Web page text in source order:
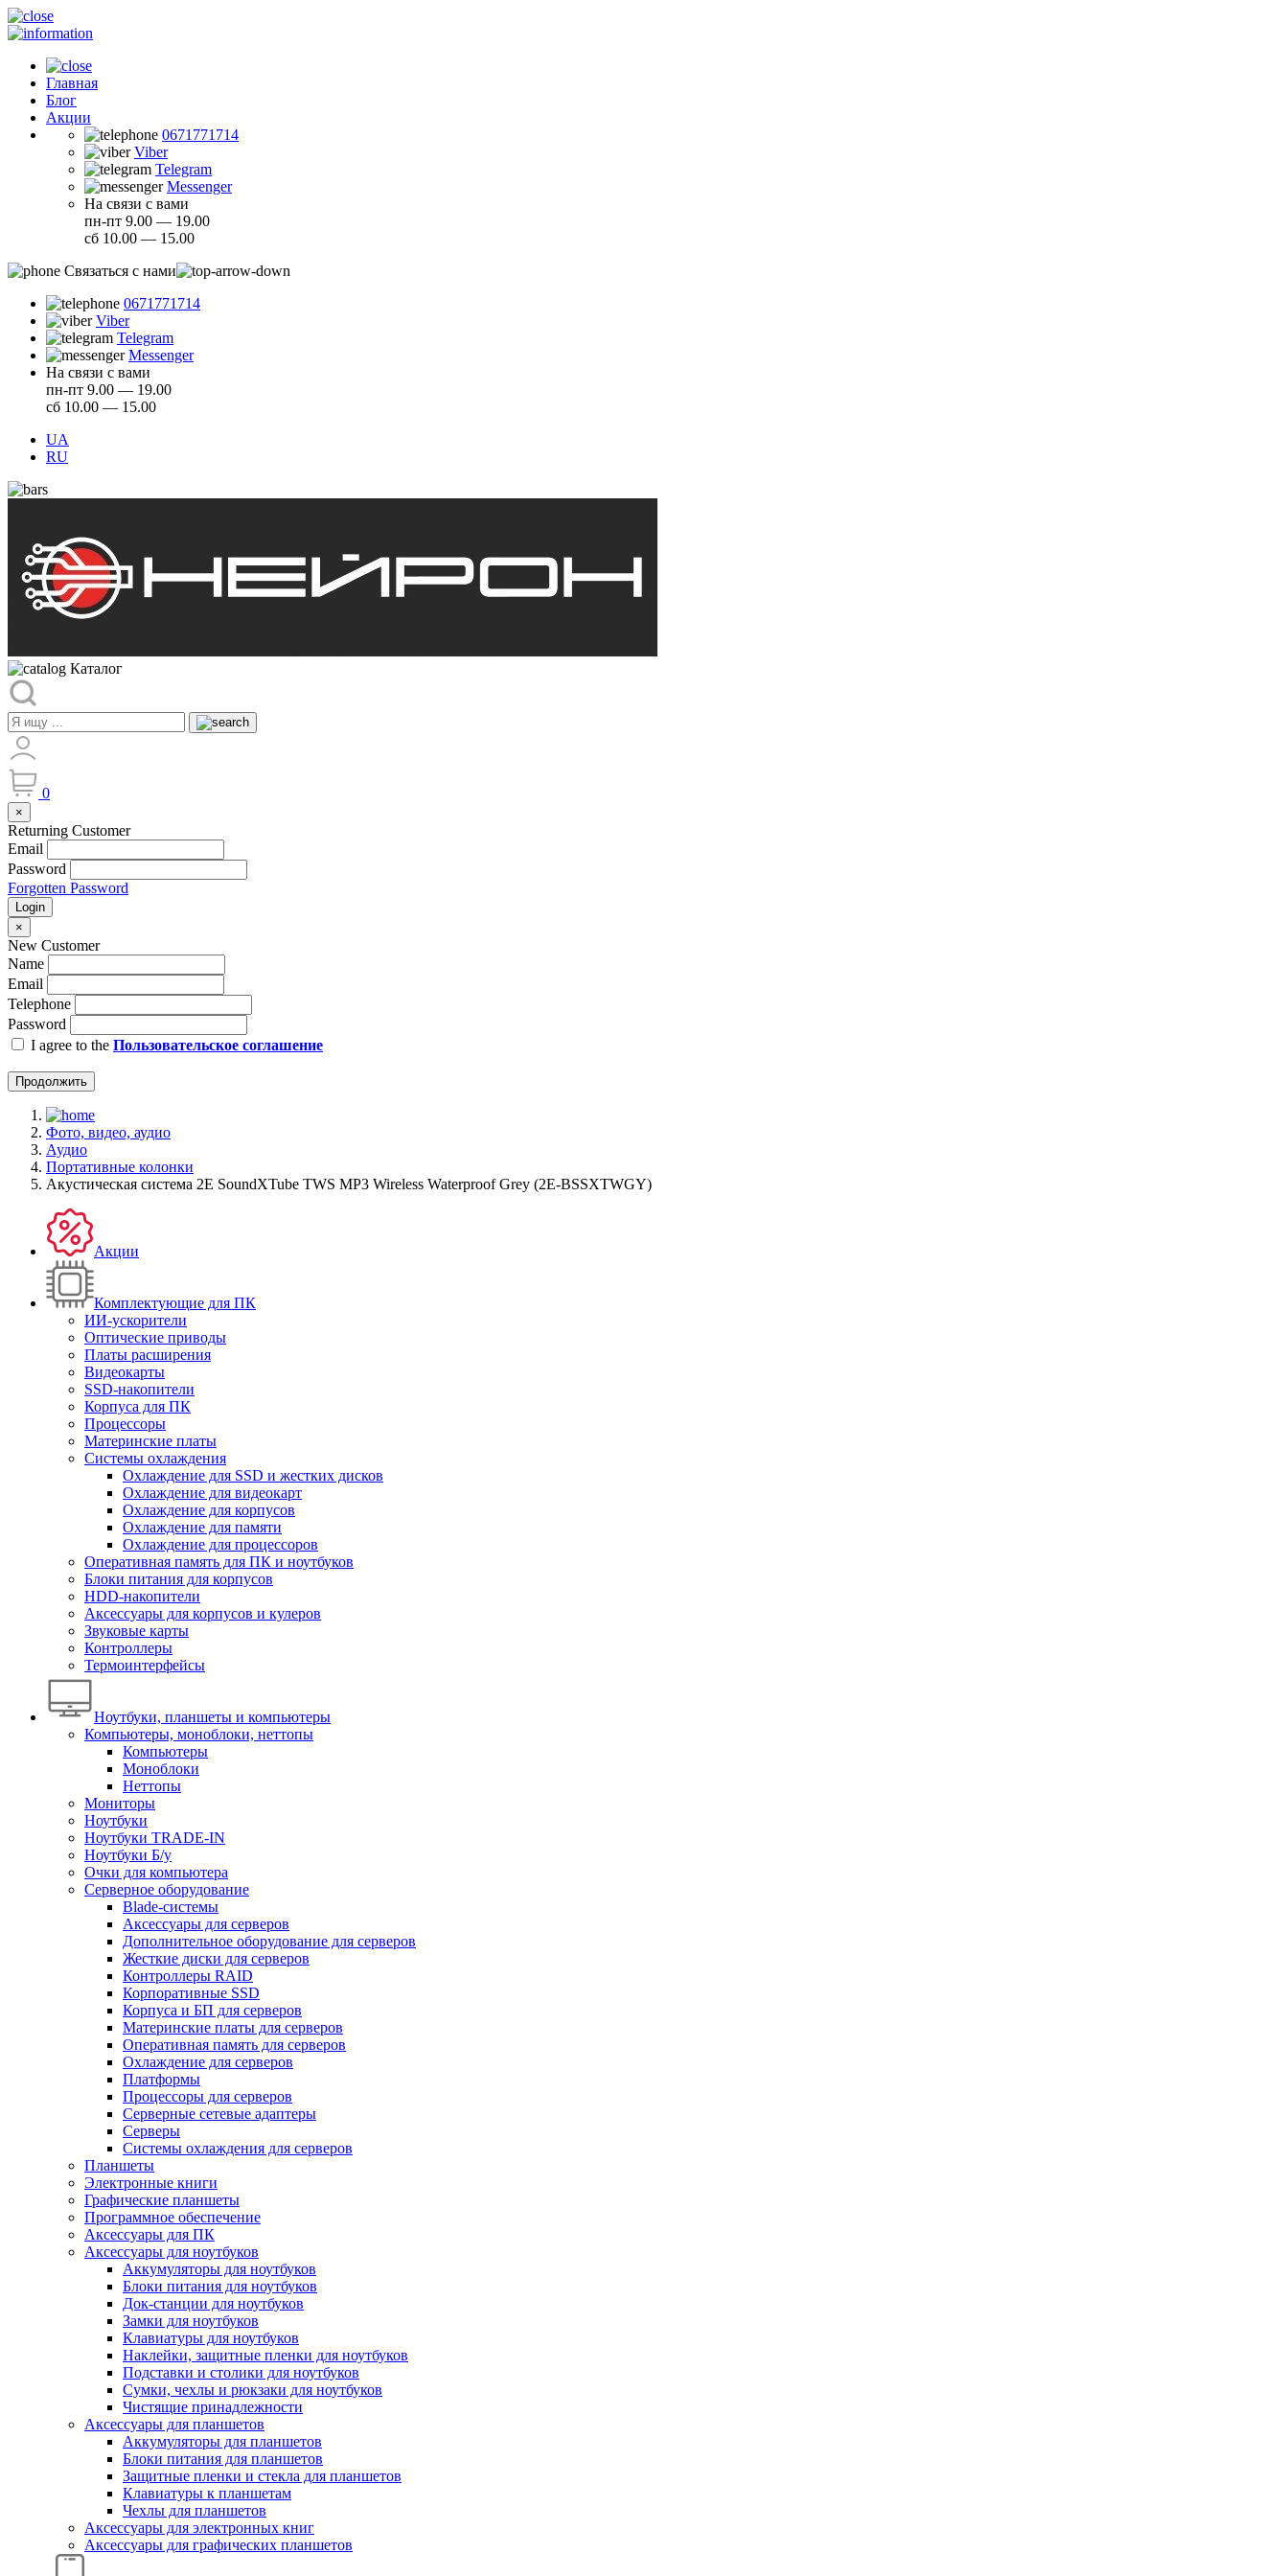
Главная
Блог
Акции
0671771714
Viber
Telegram
Messenger
На связи с вами
пн-пт 9.00 — 19.00
сб 10.00 — 15.00
Связаться с нами
0671771714
Viber
Telegram
Messenger
На связи с вами
пн-пт 9.00 — 19.00
сб 10.00 — 15.00
UA
RU
Каталог
0
×
Returning Customer
Email
Password
Forgotten Password
Login
×
New Customer
Name
Email
Telephone
Password
I agree to the Пользовательское соглашение
Продолжить
Фото, видео, аудио
Аудио
Портативные колонки
Акустическая система 2E SoundXTube TWS MP3 Wireless Waterproof Grey (2E-BSSXTWGY)
Акции
Комплектующие для ПК
ИИ-ускорители
Оптические приводы
Платы расширения
Видеокарты
SSD-накопители
Корпуса для ПК
Процессоры
Материнские платы
Системы охлаждения
Охлаждение для SSD и жестких дисков
Охлаждение для видеокарт
Охлаждение для корпусов
Охлаждение для памяти
Охлаждение для процессоров
Оперативная память для ПК и ноутбуков
Блоки питания для корпусов
HDD-накопители
Аксессуары для корпусов и кулеров
Звуковые карты
Контроллеры
Термоинтерфейсы
Ноутбуки, планшеты и компьютеры
Компьютеры, моноблоки, неттопы
Компьютеры
Моноблоки
Неттопы
Мониторы
Ноутбуки
Ноутбуки TRADE-IN
Ноутбуки Б/у
Очки для компьютера
Серверное оборудование
Blade-системы
Аксессуары для серверов
Дополнительное оборудование для серверов
Жесткие диски для серверов
Контроллеры RAID
Корпоративные SSD
Корпуса и БП для серверов
Материнские платы для серверов
Оперативная память для серверов
Охлаждение для серверов
Платформы
Процессоры для серверов
Серверные сетевые адаптеры
Серверы
Системы охлаждения для серверов
Планшеты
Электронные книги
Графические планшеты
Программное обеспечение
Аксессуары для ПК
Аксессуары для ноутбуков
Аккумуляторы для ноутбуков
Блоки питания для ноутбуков
Док-станции для ноутбуков
Замки для ноутбуков
Клавиатуры для ноутбуков
Наклейки, защитные пленки для ноутбуков
Подставки и столики для ноутбуков
Сумки, чехлы и рюкзаки для ноутбуков
Чистящие принадлежности
Аксессуары для планшетов
Аккумуляторы для планшетов
Блоки питания для планшетов
Защитные пленки и стекла для планшетов
Клавиатуры к планшетам
Чехлы для планшетов
Аксессуары для электронных книг
Аксессуары для графических планшетов